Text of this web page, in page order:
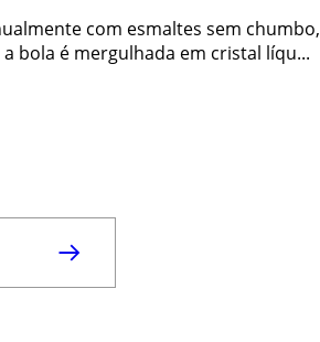
com esmaltes sem chumbo,
bola é mergulhada em cristal líqu...